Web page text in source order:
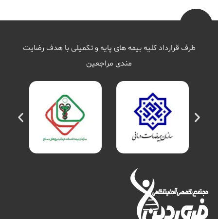
طرف قرارداد کلیه بیمه های پایه و تکمیلی با هدف رضایت
مندی مراجعین